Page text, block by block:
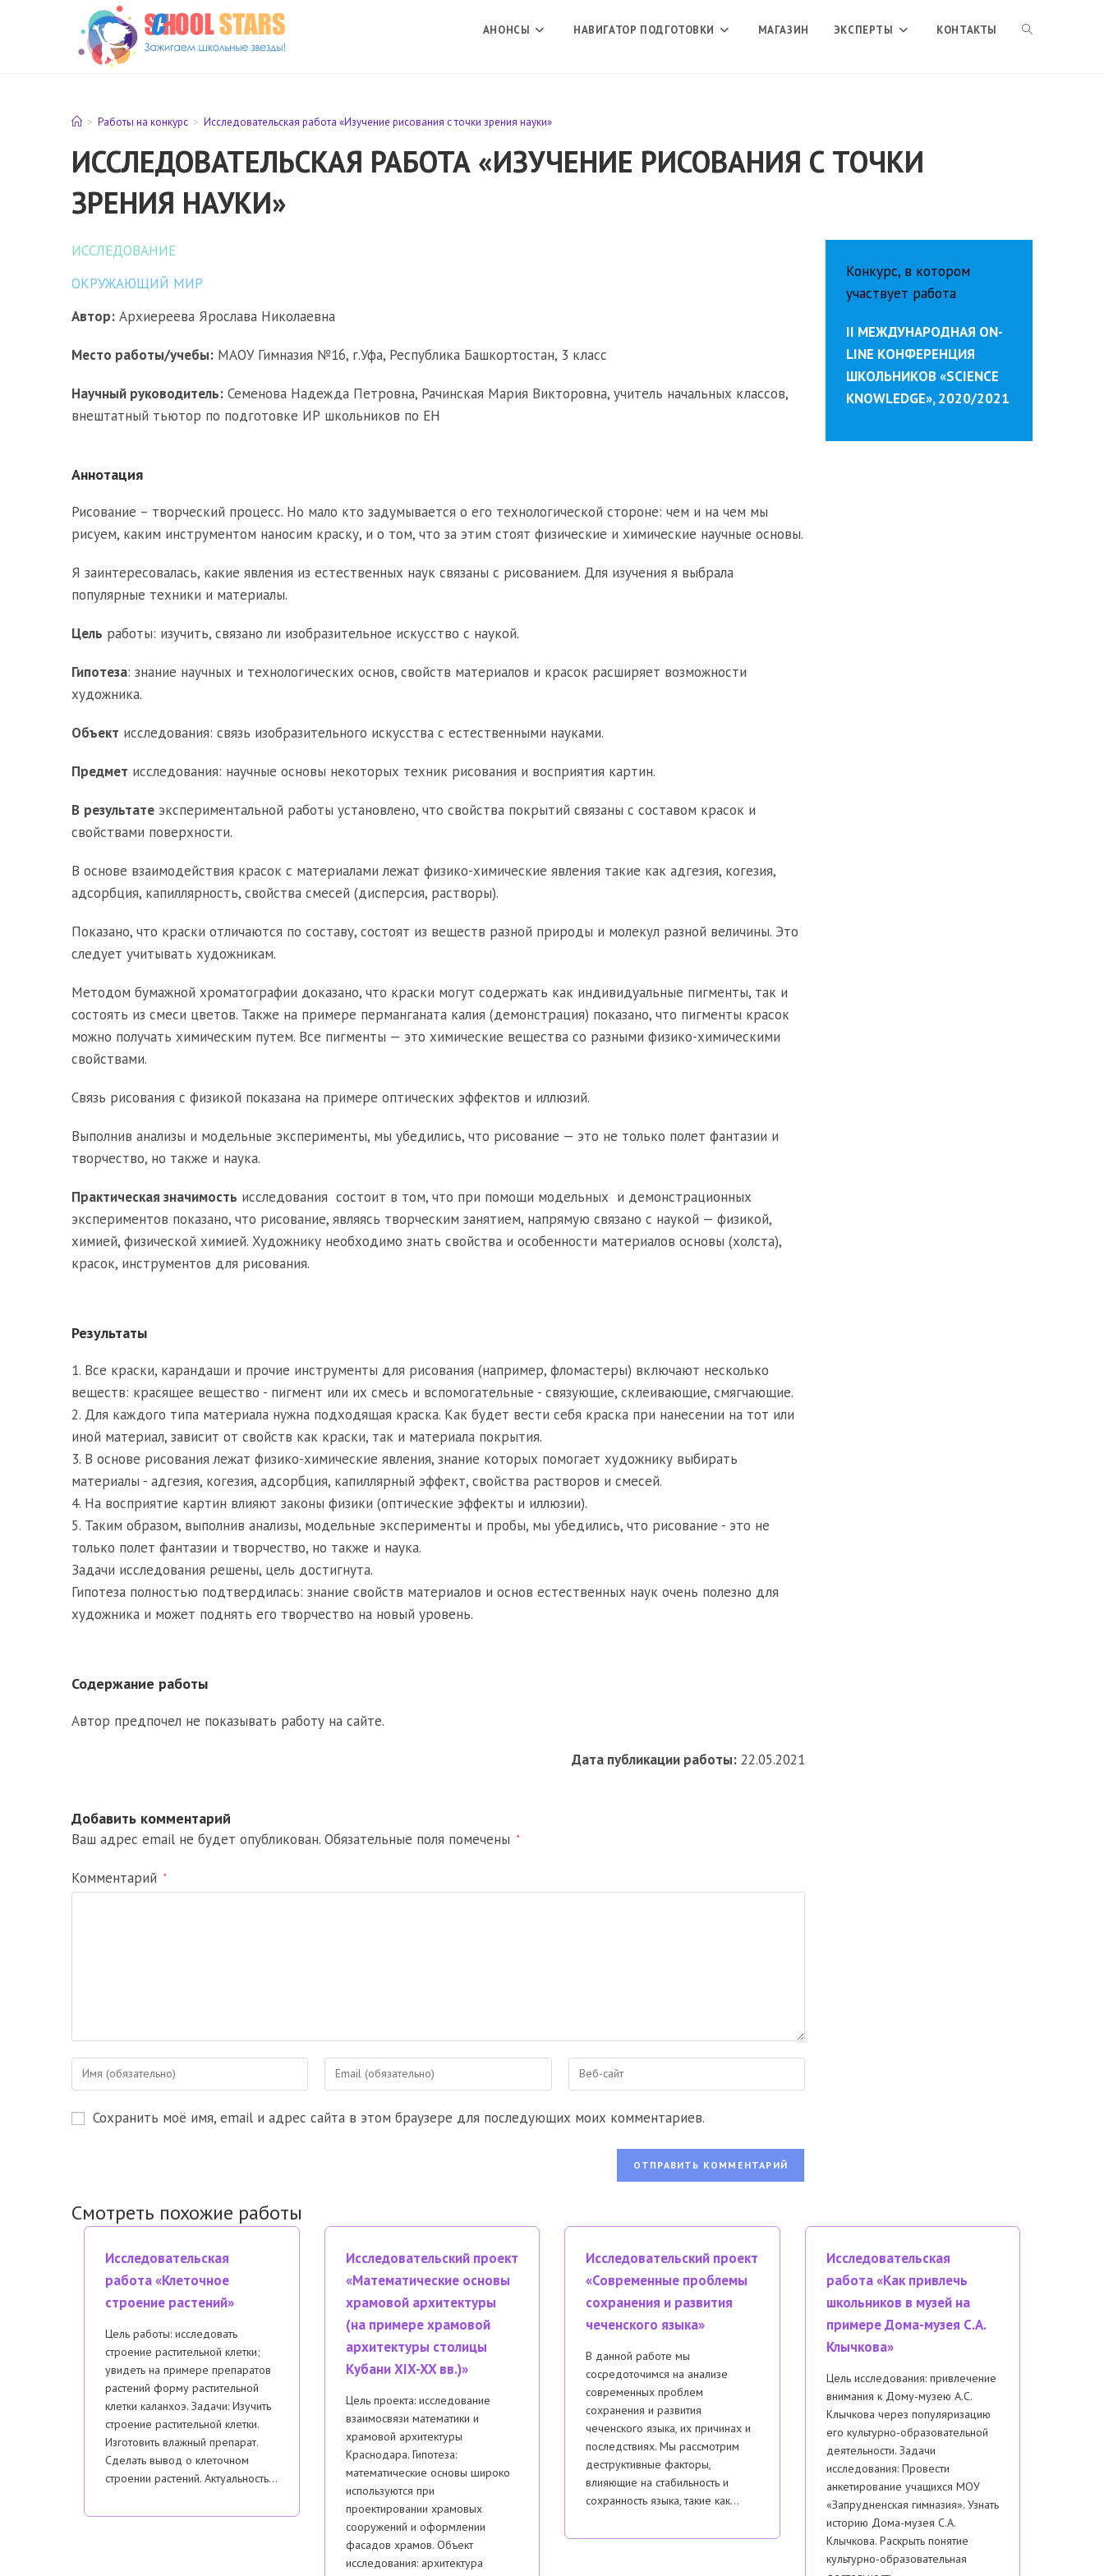
АНОНСЫ НАВИГАТОР ПОДГОТОВКИ МАГАЗИН ЭКСПЕРТЫ КОНТАКТЫ ПЕРЕКЛЮЧИТЬ
> Работы на конкурс > Исследовательская работа «Изучение рисования с точки зрения науки»
ИССЛЕДОВАТЕЛЬСКАЯ РАБОТА «ИЗУЧЕНИЕ РИСОВАНИЯ С ТОЧКИ
ЗРЕНИЯ НАУКИ»
ИССЛЕДОВАНИЕ
ОКРУЖАЮЩИЙ МИР
Автор: Архиереева Ярослава Николаевна
Место работы/учебы: МАОУ Гимназия №16, г.Уфа, Республика Башкортостан, 3 класс
Научный руководитель: Семенова Надежда Петровна, Рачинская Мария Викторовна, учитель начальных классов,
внештатный тьютор по подготовке ИР школьников по ЕН
Аннотация
Рисование – творческий процесс. Но мало кто задумывается о его технологической стороне: чем и на чем мы
рисуем, каким инструментом наносим краску, и о том, что за этим стоят физические и химические научные основы.
Я заинтересовалась, какие явления из естественных наук связаны с рисованием. Для изучения я выбрала
популярные техники и материалы.
Цель работы: изучить, связано ли изобразительное искусство с наукой.
Гипотеза: знание научных и технологических основ, свойств материалов и красок расширяет возможности
художника.
Объект исследования: связь изобразительного искусства с естественными науками.
Предмет исследования: научные основы некоторых техник рисования и восприятия картин.
В результате экспериментальной работы установлено, что свойства покрытий связаны с составом красок и
свойствами поверхности.
В основе взаимодействия красок с материалами лежат физико-химические явления такие как адгезия, когезия,
адсорбция, капиллярность, свойства смесей (дисперсия, растворы).
Показано, что краски отличаются по составу, состоят из веществ разной природы и молекул разной величины. Это
следует учитывать художникам.
Методом бумажной хроматографии доказано, что краски могут содержать как индивидуальные пигменты, так и
состоять из смеси цветов. Также на примере перманганата калия (демонстрация) показано, что пигменты красок
можно получать химическим путем. Все пигменты — это химические вещества со разными физико-химическими
свойствами.
Связь рисования с физикой показана на примере оптических эффектов и иллюзий.
Выполнив анализы и модельные эксперименты, мы убедились, что рисование — это не только полет фантазии и
творчество, но также и наука.
Практическая значимость исследования состоит в том, что при помощи модельных и демонстрационных
экспериментов показано, что рисование, являясь творческим занятием, напрямую связано с наукой — физикой,
химией, физической химией. Художнику необходимо знать свойства и особенности материалов основы (холста),
красок, инструментов для рисования.
Результаты
1. Все краски, карандаши и прочие инструменты для рисования (например, фломастеры) включают несколько
веществ: красящее вещество - пигмент или их смесь и вспомогательные - связующие, склеивающие, смягчающие.
2. Для каждого типа материала нужна подходящая краска. Как будет вести себя краска при нанесении на тот или
иной материал, зависит от свойств как краски, так и материала покрытия.
3. В основе рисования лежат физико-химические явления, знание которых помогает художнику выбирать
материалы - адгезия, когезия, адсорбция, капиллярный эффект, свойства растворов и смесей.
4. На восприятие картин влияют законы физики (оптические эффекты и иллюзии).
5. Таким образом, выполнив анализы, модельные эксперименты и пробы, мы убедились, что рисование - это не
только полет фантазии и творчество, но также и наука.
Задачи исследования решены, цель достигнута.
Гипотеза полностью подтвердилась: знание свойств материалов и основ естественных наук очень полезно для
художника и может поднять его творчество на новый уровень.
Содержание работы
Автор предпочел не показывать работу на сайте.
Дата публикации работы: 22.05.2021
Добавить комментарий
Ваш адрес email не будет опубликован. Обязательные поля помечены *
Комментарий *
Введите
Введите
адрес,
Введите
веб-
Сохранить моё имя, email и адрес сайта в этом браузере для последующих моих комментариев.
Конкурс, в котором
участвует работа
II МЕЖДУНАРОДНАЯ ON-
LINE КОНФЕРЕНЦИЯ
ШКОЛЬНИКОВ «SCIENCE
KNOWLEDGE», 2020/2021
Смотреть похожие работы
Исследовательская
работа «Клеточное
строение растений»
Цель работы: исследовать
строение растительной клетки;
увидеть на примере препаратов
растений форму растительной
клетки каланхоэ. Задачи: Изучить
строение растительной клетки.
Изготовить влажный препарат.
Сделать вывод о клеточном
строении растений. Актуальность…
Исследовательский проект
«Математические основы
храмовой архитектуры
(на примере храмовой
архитектуры столицы
Кубани XIX-XX вв.)»
Цель проекта: исследование
взаимосвязи математики и
храмовой архитектуры
Краснодара. Гипотеза:
математические основы широко
используются при
проектировании храмовых
сооружений и оформлении
фасадов храмов. Объект
исследования: архитектура
Исследовательский проект
«Современные проблемы
сохранения и развития
чеченского языка»
В данной работе мы
сосредоточимся на анализе
современных проблем
сохранения и развития
чеченского языка, их причинах и
последствиях. Мы рассмотрим
деструктивные факторы,
влияющие на стабильность и
сохранность языка, такие как…
Исследовательская
работа «Как привлечь
школьников в музей на
примере Дома-музея С.А.
Клычкова»
Цель исследования: привлечение
внимания к Дому-музею А.С.
Клычкова через популяризацию
его культурно-образовательной
деятельности. Задачи
исследования: Провести
анкетирование учащихся МОУ
«Запрудненская гимназия». Узнать
историю Дома-музея С.А.
Клычкова. Раскрыть понятие
культурно-образовательная